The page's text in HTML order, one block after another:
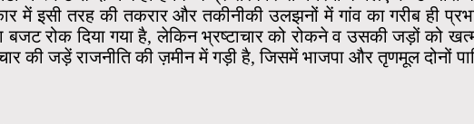
में इसी तरह की तकरार और तकीनीकी उलझनों में गांव का गरीब ही
बजट रोक दिया गया है, लेकिन भ्रष्टाचार को रोकने व उसकी जड़ों को
की जड़ें राजनीति की ज़मीन में गड़ी है, जिसमें भाजपा और तृणमूल दोनों